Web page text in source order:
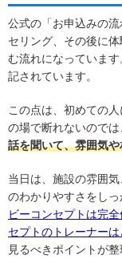
公式の「お申込みの
セリング、その後に
む流れになっていま
記されています。
この点は、初めての
の場で断れないので
話を聞いて、雰囲気
当日は、施設の雰囲
のわかりやすさをしっ
ビーコンセプトは完
セプトのトレーナー
見るべきポイントが整